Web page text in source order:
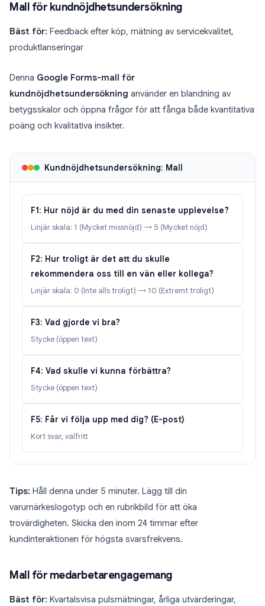
Mall för kundnöjdhetsundersökning
Bäst för: Feedback efter köp, mätning av servicekvalitet,
produktlanseringar
Denna Google Forms-mall för
kundnöjdhetsundersökning använder en blandning av
betygsskalor och öppna frågor för att fånga både kvantitativa
poäng och kvalitativa insikter.
Kundnöjdhetsundersökning: Mall
F1: Hur nöjd är du med din senaste upplevelse?
Linjär skala: 1 (Mycket missnöjd) → 5 (Mycket nöjd)
F2: Hur troligt är det att du skulle
rekommendera oss till en vän eller kollega?
Linjär skala: 0 (Inte alls troligt) → 10 (Extremt troligt)
F3: Vad gjorde vi bra?
Stycke (öppen text)
F4: Vad skulle vi kunna förbättra?
Stycke (öppen text)
F5: Får vi följa upp med dig? (E-post)
Kort svar, valfritt
Tips: Håll denna under 5 minuter. Lägg till din
varumärkeslogotyp och en rubrikbild för att öka
trovärdigheten. Skicka den inom 24 timmar efter
kundinteraktionen för högsta svarsfrekvens.
Mall för medarbetarengagemang
Bäst för: Kvartalsvisa pulsmätningar, årliga utvärderingar,